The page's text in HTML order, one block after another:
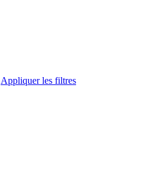
Appliquer les filtres